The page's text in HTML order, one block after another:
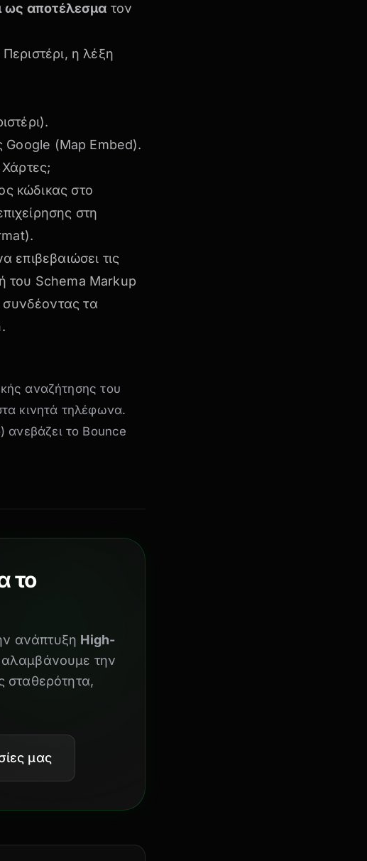
ως αποτέλεσμα τον
η λέξη
).
Google (Map Embed).
κώδικας στο
στη
επιβεβαιώσει τις
του Schema Markup
συνδέοντας τα
αναζήτησης του
κινητά τηλέφωνα.
το Bounce
το
ανάπτυξη High-
την
σταθερότητα,
μας